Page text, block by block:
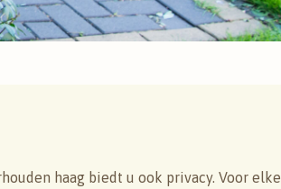
haag biedt u ook privacy. Voor elke